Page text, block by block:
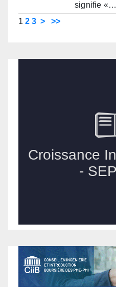
signifie «…
1 2 3 > >>